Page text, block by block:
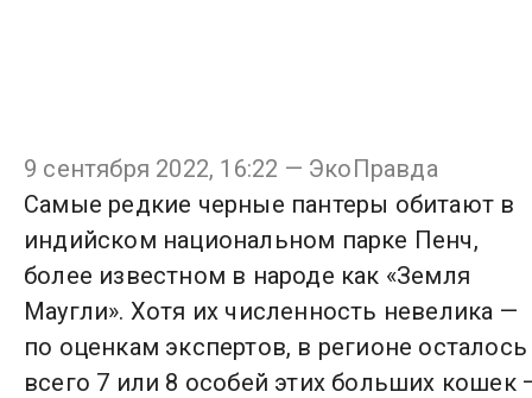
9 сентября 2022, 16:22 — ЭкоПравда
Самые редкие черные пантеры обитают в
индийском национальном парке Пенч,
более известном в народе как «Земля
Маугли». Хотя их численность невелика —
по оценкам экспертов, в регионе осталось
всего 7 или 8 особей этих больших кошек